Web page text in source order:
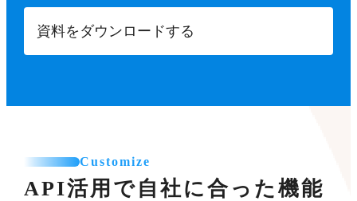
資料をダウンロードする
Customize
API活用で自社に合った機能